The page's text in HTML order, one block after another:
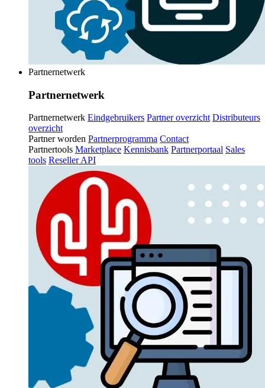
Partnernetwerk
Partnernetwerk
Partnernetwerk Eindgebruikers Partner overzicht Distributeurs
overzicht
Partner worden Partnerprogramma Contact
Partnertools Marketplace Kennisbank Partnerportaal Sales
tools Reseller API